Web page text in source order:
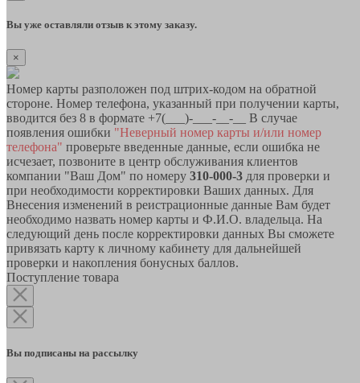
Вы уже оставляли отзыв к этому заказу.
×
Номер карты разположен под штрих-кодом на обратной
стороне. Номер телефона, указанный при получении карты,
вводится без 8 в формате +7(___)-___-__-__ В случае
появления ошибки "Неверный номер карты и/или номер
телефона" проверьте введенные данные, если ошибка не
исчезает, позвоните в центр обслуживания клиентов
компании "Ваш Дом" по номеру 310-000-3 для проверки и
при необходимости корректировки Ваших данных. Для
Внесения изменений в реистрационные данные Вам будет
необходимо назвать номер карты и Ф.И.О. владельца. На
следующий день после корректировки данных Вы сможете
привязать карту к личному кабинету для дальнейшей
проверки и накопления бонусных баллов.
Поступление товара
Вы подписаны на рассылку